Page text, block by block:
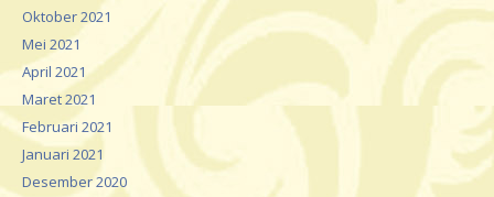
Oktober 2021
Mei 2021
April 2021
Maret 2021
Februari 2021
Januari 2021
Desember 2020